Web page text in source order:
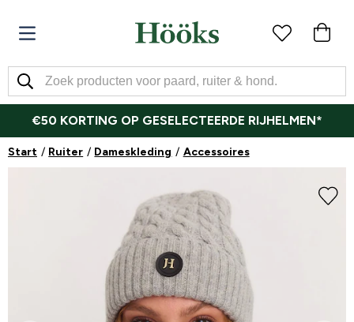
€50 KORTING OP GESELECTEERDE RIJHELMEN*
Start Ruiter Dameskleding Accessoires